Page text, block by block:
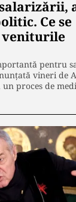
Ce se
veniturile
pentru
vineri de
proces de